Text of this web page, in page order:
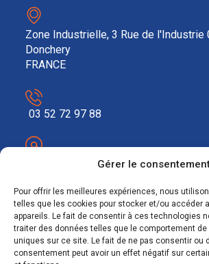
Gérer le
Pour offrir les meilleures expériences, nous
telles que les cookies pour stocker et/ou accéder
appareils. Le fait de consentir à ces technologies
traiter des données telles que le comportement de
uniques sur ce site. Le fait de ne pas consentir ou
consentement peut avoir un effet négatif sur
Zone Industrielle, 3 Rue de l'Industrie
Donchery
FRANCE
03 52 72 97 88
contact@ecosolar.energy
À PROPOS
Mentions légales
RGPD